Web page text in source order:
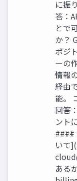
に振
答：
とで
か？
ポジ
ーの
情報
経由
能。
回答
ント
####
いて
ある